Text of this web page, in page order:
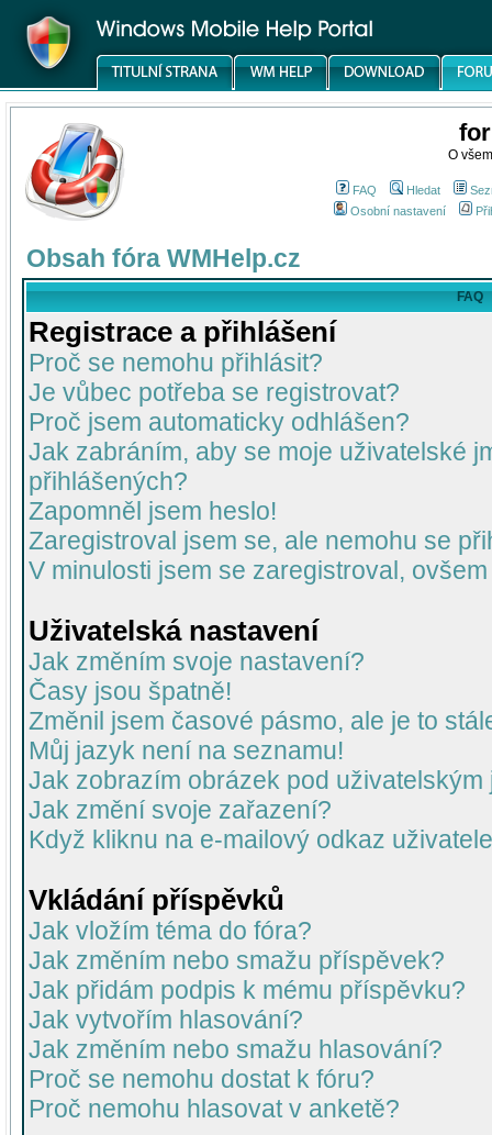
O
FAQ Hledat
Osobní nastavení
Obsah fóra WMHelp.cz
FAQ
Registrace a přihlášení
Proč se nemohu přihlásit?
Je vůbec potřeba se registrovat?
Proč jsem automaticky odhlášen?
Jak zabráním, aby se moje uživatelské
přihlášených?
Zapomněl jsem heslo!
Zaregistroval jsem se, ale nemohu se
V minulosti jsem se zaregistroval,
Uživatelská nastavení
Jak změním svoje nastavení?
Časy jsou špatně!
Změnil jsem časové pásmo, ale je to
Můj jazyk není na seznamu!
Jak zobrazím obrázek pod uživatelským
Jak změní svoje zařazení?
Když kliknu na e-mailový odkaz
Vkládání příspěvků
Jak vložím téma do fóra?
Jak změním nebo smažu příspěvek?
Jak přidám podpis k mému příspěvku?
Jak vytvořím hlasování?
Jak změním nebo smažu hlasování?
Proč se nemohu dostat k fóru?
Proč nemohu hlasovat v anketě?